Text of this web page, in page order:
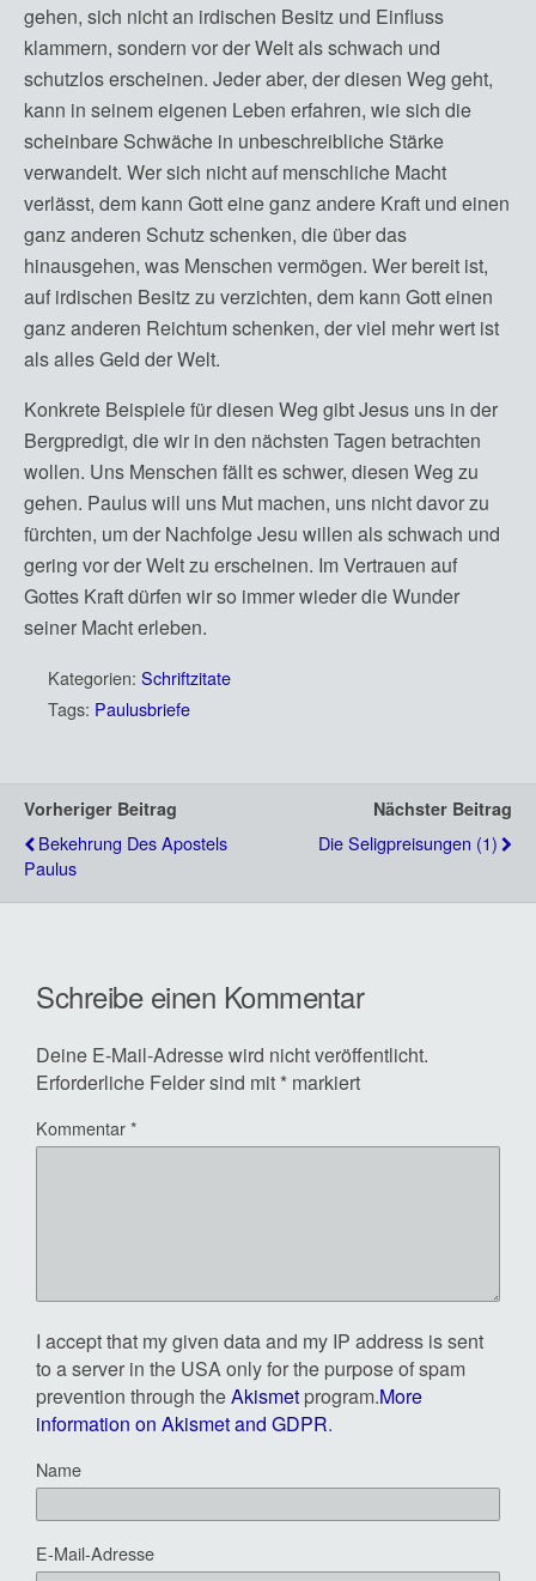
gehen, sich nicht an irdischen Besitz und Einfluss
klammern, sondern vor der Welt als schwach und
schutzlos erscheinen. Jeder aber, der diesen Weg geht,
kann in seinem eigenen Leben erfahren, wie sich die
scheinbare Schwäche in unbeschreibliche Stärke
verwandelt. Wer sich nicht auf menschliche Macht
verlässt, dem kann Gott eine ganz andere Kraft und einen
ganz anderen Schutz schenken, die über das
hinausgehen, was Menschen vermögen. Wer bereit ist,
auf irdischen Besitz zu verzichten, dem kann Gott einen
ganz anderen Reichtum schenken, der viel mehr wert ist
als alles Geld der Welt.
Konkrete Beispiele für diesen Weg gibt Jesus uns in der
Bergpredigt, die wir in den nächsten Tagen betrachten
wollen. Uns Menschen fällt es schwer, diesen Weg zu
gehen. Paulus will uns Mut machen, uns nicht davor zu
fürchten, um der Nachfolge Jesu willen als schwach und
gering vor der Welt zu erscheinen. Im Vertrauen auf
Gottes Kraft dürfen wir so immer wieder die Wunder
seiner Macht erleben.
Kategorien: Schriftzitate
Tags: Paulusbriefe
Vorheriger Beitrag
Bekehrung Des Apostels
Paulus
Nächster Beitrag
Die Seligpreisungen (1)
Schreibe einen Kommentar
Deine E-Mail-Adresse wird nicht veröffentlicht.
Erforderliche Felder sind mit * markiert
Kommentar*
I accept that my given data and my IP address is sent
to a server in the USA only for the purpose of spam
prevention through theAkismet program.More
information on Akismet and GDPR.
Name
E-Mail-Adresse